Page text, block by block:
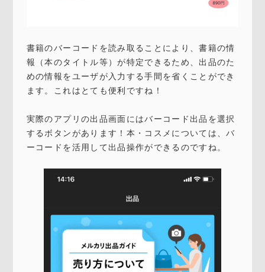
書籍のバーコードを読み取ることにより、書籍の情
報（本のタイトル等）が特定できるため、出品のた
めの情報をユーザが入力する手間を省くことができ
ます。これはとても便利ですね！
実際のアプリの出品画面にはバーコード出品を選択
するボタンがあります！本・コスメについては、バ
ーコードを活用して出品操作ができるのですね。